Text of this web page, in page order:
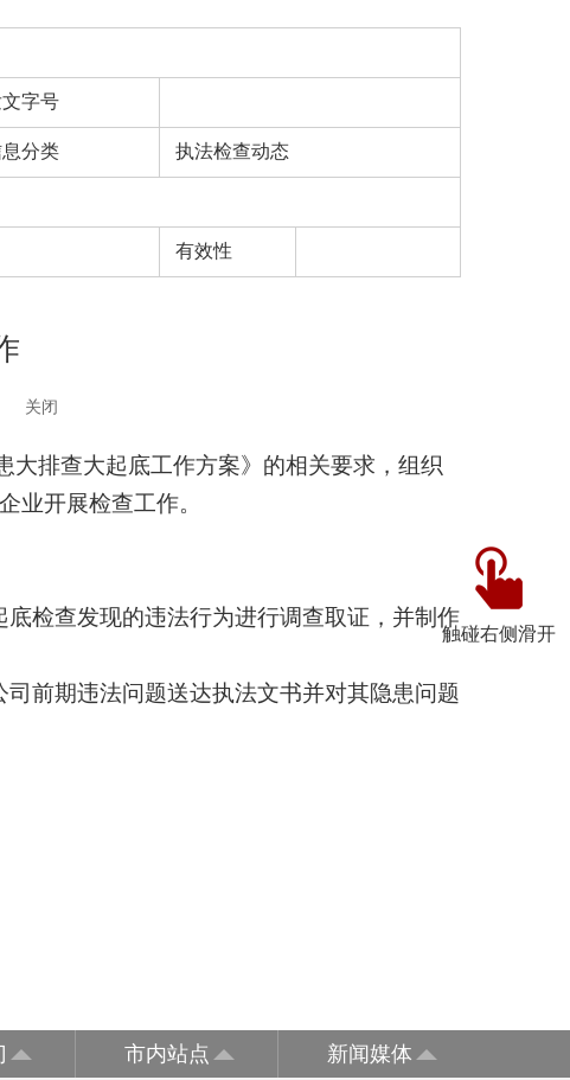
触碰右侧滑开
字号
分类 执法检查动态
有效性
关闭
大排查大起底工作方案》的相关要求，组织
业开展检查工作。
检查发现的违法行为进行调查取证，并制作
前期违法问题送达执法文书并对其隐患问题
市内站点 新闻媒体